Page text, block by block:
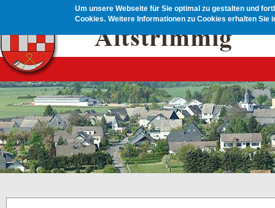
Um unsere Webseite für Sie optimal zu gestalten und
Cookies. Weitere Informationen zu Cookies erhalten Sie